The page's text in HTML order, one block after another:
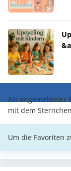
Als angemeldeter
mit dem Sternchen
Um die Favoriten